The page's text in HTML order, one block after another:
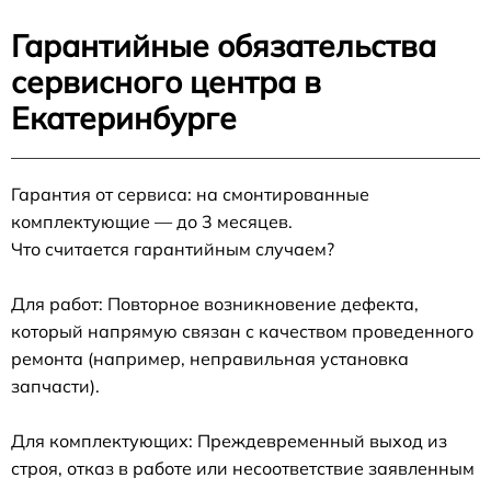
Гарантийные обязательства
сервисного центра в
Екатеринбурге
Гарантия от сервиса: на смонтированные
комплектующие — до 3 месяцев.
Что считается гарантийным случаем?
Для работ: Повторное возникновение дефекта,
который напрямую связан с качеством проведенного
ремонта (например, неправильная установка
запчасти).
Для комплектующих: Преждевременный выход из
строя, отказ в работе или несоответствие заявленным